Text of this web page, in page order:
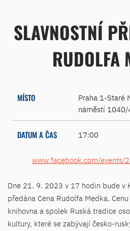
SLAVNOSTNÍ
RUDOLFA
MÍSTO
Praha 1-Staré
náměstí
DATUM A ČAS 17:00
www.facebook.com/
Dne 21. 9. 2023 v 17 hodin bude v
předána Cena Rudolfa Medka.
knihovna a spolek Ruská tradice
kultury, které se zabývají česko-